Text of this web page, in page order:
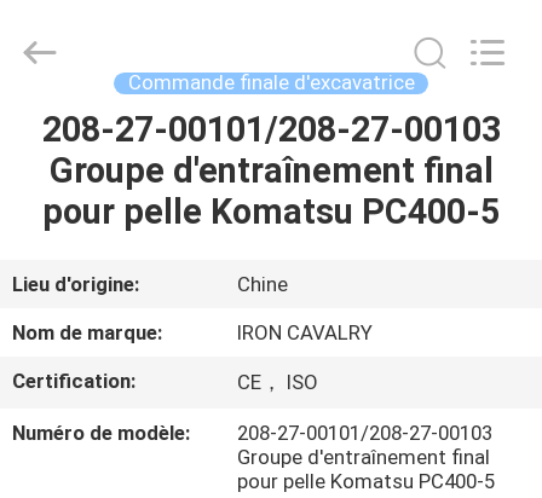
APERÇU
PRODUITS
VIDÉOS
SHOW
Machinery
Reserved.
Commande finale d'excavatrice
208-27-00101/208-27-00103
Groupe d'entraînement final
pour pelle Komatsu PC400-5
Lieu d'origine:
Chine
Nom de marque:
IRON CAVALRY
Certification:
CE， ISO
Numéro de modèle:
208-27-00101/208-27-00103
Groupe d'entraînement final
pour pelle Komatsu PC400-5